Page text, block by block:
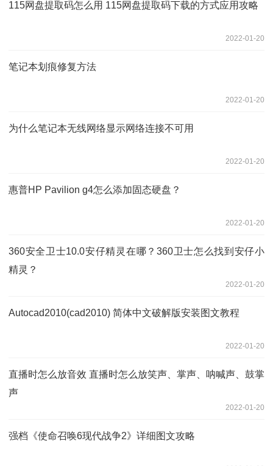
115网盘提取码怎么用 115网盘提取码下载的方式应用攻略
2022-01-20
笔记本划痕修复方法
2022-01-20
为什么笔记本无线网络显示网络连接不可用
2022-01-20
惠普HP Pavilion g4怎么添加固态硬盘？
2022-01-20
360安全卫士10.0安仔精灵在哪？360卫士怎么找到安仔小
精灵？
2022-01-20
Autocad2010(cad2010) 简体中文破解版安装图文教程
2022-01-20
直播时怎么放音效 直播时怎么放笑声、掌声、呐喊声、鼓掌
声
2022-01-20
强档《使命召唤6现代战争2》详细图文攻略